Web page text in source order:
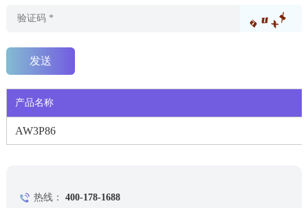
产品名称
AW3P86
热线： 400-178-1688